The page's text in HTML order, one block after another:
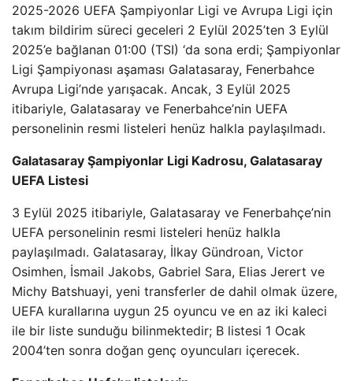
2025-2026 UEFA Şampiyonlar Ligi ve Avrupa Ligi için
takım bildirim süreci geceleri 2 Eylül 2025’ten 3 Eylül
2025’e bağlanan 01:00 (TSI) ‘da sona erdi; Şampiyonlar
Ligi Şampiyonası aşaması Galatasaray, Fenerbahce
Avrupa Ligi’nde yarışacak. Ancak, 3 Eylül 2025
itibariyle, Galatasaray ve Fenerbahce’nin UEFA
personelinin resmi listeleri henüz halkla paylaşılmadı.
Galatasaray Şampiyonlar Ligi Kadrosu, Galatasaray
UEFA Listesi
3 Eylül 2025 itibariyle, Galatasaray ve Fenerbahçe’nin
UEFA personelinin resmi listeleri henüz halkla
paylaşılmadı. Galatasaray, İlkay Gündroan, Victor
Osimhen, İsmail Jakobs, Gabriel Sara, Elias Jerert ve
Michy Batshuayi, yeni transferler de dahil olmak üzere,
UEFA kurallarına uygun 25 oyuncu ve en az iki kaleci
ile bir liste sunduğu bilinmektedir; B listesi 1 Ocak
2004’ten sonra doğan genç oyuncuları içerecek.